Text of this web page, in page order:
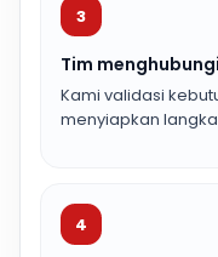
3
Tim
Kami validasi
menyiapkan
4